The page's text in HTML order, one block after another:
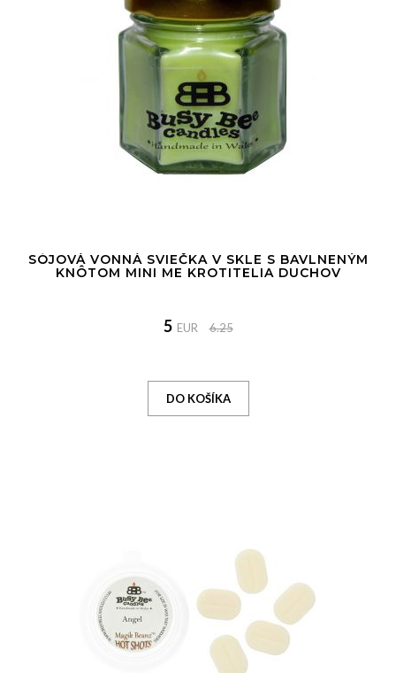
SÓJOVÁ VONNÁ SVIEČKA V SKLE S BAVLNENÝM
KNÔTOM MINI ME KROTITELIA DUCHOV
5 EUR 6.25